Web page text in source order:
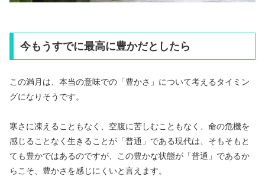
今もうすでに最高に豊かだとしたら
この満月は、本当の意味での「豊かさ」について考えるタイミン
グになりそうです。
寒さに凍えることもなく、空腹に苦しむこともなく、命の危機を
感じることなく生きることが「普通」である現代は、そもそもと
ても豊かではあるのですが、この豊かな状態が「普通」であるか
らこそ、豊かさを感じにくいと言えます。